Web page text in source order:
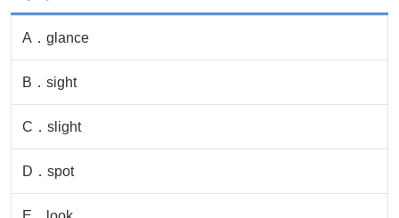
A ． glance
B ． sight
C ． slight
D ． spot